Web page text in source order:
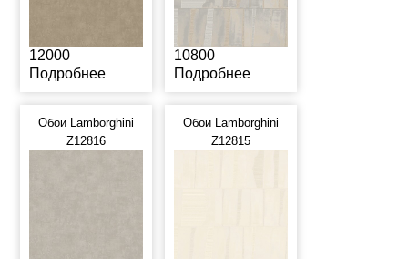
12000
Подробнее
10800
Подробнее
Обои Lamborghini
Z12816
Обои Lamborghini
Z12815